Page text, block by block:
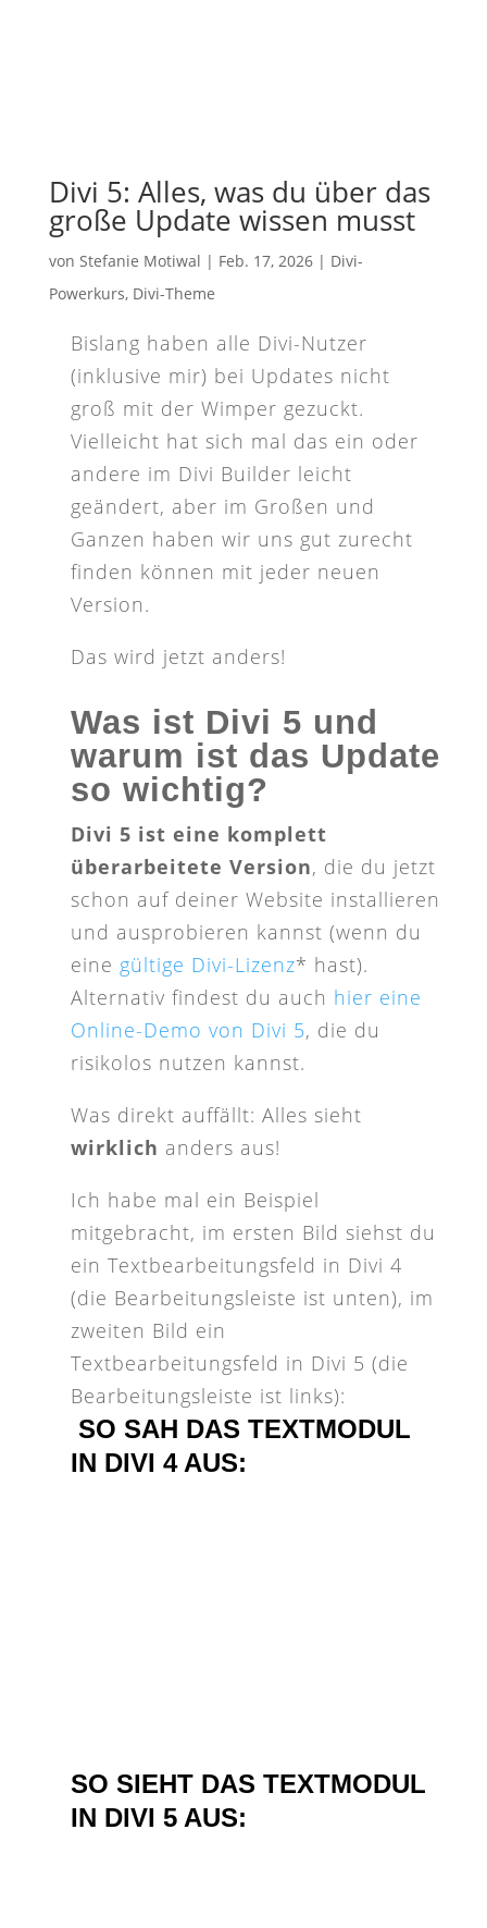
Divi 5: Alles, was du über das
große Update wissen musst
von Stefanie Motiwal | Feb. 17, 2026| Divi-
Powerkurs, Divi-Theme
Bislang haben alle Divi-Nutzer
(inklusive mir) bei Updates nicht
groß mit der Wimper gezuckt.
Vielleicht hat sich mal das ein oder
andere im Divi Builder leicht
geändert, aber im Großen und
Ganzen haben wir uns gut zurecht
finden können mit jeder neuen
Version.
Das wird jetzt anders!
Was ist Divi 5 und
warum ist das Update
so wichtig?
Divi 5 ist eine komplett
überarbeitete Version, die du jetzt
schon auf deiner Website installieren
und ausprobieren kannst (wenn du
eine gültige Divi-Lizenz* hast).
Alternativ findest du auch hier eine
Online-Demo von Divi 5, die du
risikolos nutzen kannst.
Was direkt auffällt: Alles sieht
wirklich anders aus!
Ich habe mal ein Beispiel
mitgebracht, im ersten Bild siehst du
ein Textbearbeitungsfeld in Divi 4
(die Bearbeitungsleiste ist unten), im
zweiten Bild ein
Textbearbeitungsfeld in Divi 5 (die
Bearbeitungsleiste ist links):
SO SAH DAS TEXTMODUL
IN DIVI 4 AUS:
SO SIEHT DAS TEXTMODUL
IN DIVI 5 AUS: